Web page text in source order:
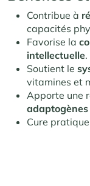
Contribue à
capacités
Favorise la
intellectuelle.
Soutient le
vitamines et
Apporte une
adaptogènes
Cure